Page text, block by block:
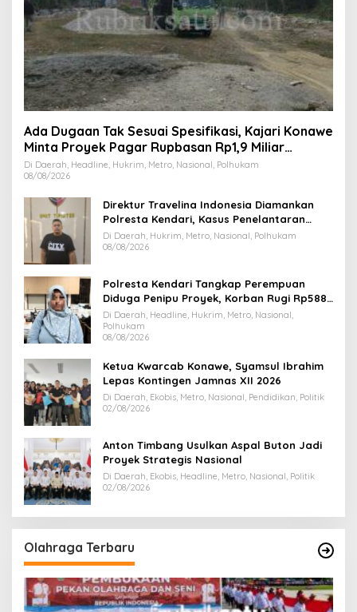
Ada Dugaan Tak Sesuai Spesifikasi, Kajari Konawe
Minta Proyek Pagar Rupbasan Rp1,9 Miliar
Dihentikan
Di Daerah, Headline, Hukrim, Metro, Nasional, Polhukam
08/08/2026
Direktur Travelina Indonesia Diamankan
Polresta Kendari, Kasus Penelantaran
Jemaah Umrah Masuk Babak Baru
Di Daerah, Hukrim, Metro, Nasional, Polhukam
08/08/2026
Polresta Kendari Tangkap Perempuan
Diduga Penipu Proyek, Korban Rugi Rp588,1
Juta
Di Daerah, Headline, Hukrim, Metro, Nasional,
Polhukam
08/08/2026
Ketua Kwarcab Konawe, Syamsul Ibrahim
Lepas Kontingen Jamnas XII 2026
Di Daerah, Ekobis, Metro, Nasional, Pendidikan, Politik
02/08/2026
Anton Timbang Usulkan Aspal Buton Jadi
Proyek Strategis Nasional
Di Daerah, Ekobis, Headline, Metro, Nasional, Politik
02/08/2026
Olahraga Terbaru